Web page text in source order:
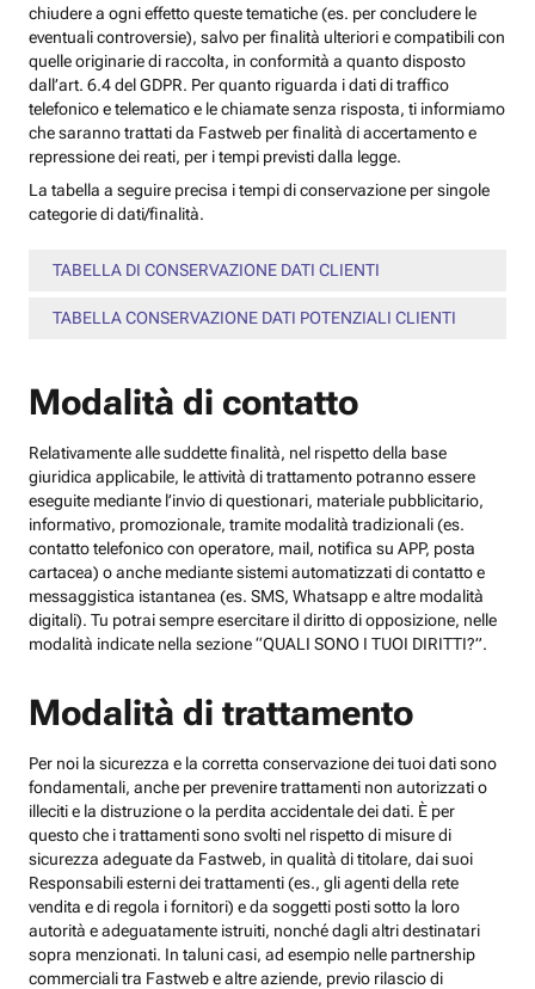
chiudere a ogni effetto queste tematiche (es. per concludere le
eventuali controversie), salvo per finalità ulteriori e compatibili con
quelle originarie di raccolta, in conformità a quanto disposto
dall’art. 6.4 del GDPR. Per quanto riguarda i dati di traffico
telefonico e telematico e le chiamate senza risposta, ti informiamo
che saranno trattati da Fastweb per finalità di accertamento e
repressione dei reati, per i tempi previsti dalla legge.
La tabella a seguire precisa i tempi di conservazione per singole
categorie di dati/finalità.
TABELLA DI CONSERVAZIONE DATI CLIENTI
TABELLA CONSERVAZIONE DATI POTENZIALI CLIENTI
Modalità di contatto
Relativamente alle suddette finalità, nel rispetto della base
giuridica applicabile, le attività di trattamento potranno essere
eseguite mediante l’invio di questionari, materiale pubblicitario,
informativo, promozionale, tramite modalità tradizionali (es.
contatto telefonico con operatore, mail, notifica su APP, posta
cartacea) o anche mediante sistemi automatizzati di contatto e
messaggistica istantanea (es. SMS, Whatsapp e altre modalità
digitali). Tu potrai sempre esercitare il diritto di opposizione, nelle
modalità indicate nella sezione “QUALI SONO I TUOI DIRITTI?”.
Modalità di trattamento
Per noi la sicurezza e la corretta conservazione dei tuoi dati sono
fondamentali, anche per prevenire trattamenti non autorizzati o
illeciti e la distruzione o la perdita accidentale dei dati. È per
questo che i trattamenti sono svolti nel rispetto di misure di
sicurezza adeguate da Fastweb, in qualità di titolare, dai suoi
Responsabili esterni dei trattamenti (es., gli agenti della rete
vendita e di regola i fornitori) e da soggetti posti sotto la loro
autorità e adeguatamente istruiti, nonché dagli altri destinatari
sopra menzionati. In taluni casi, ad esempio nelle partnership
commerciali tra Fastweb e altre aziende, previo rilascio di